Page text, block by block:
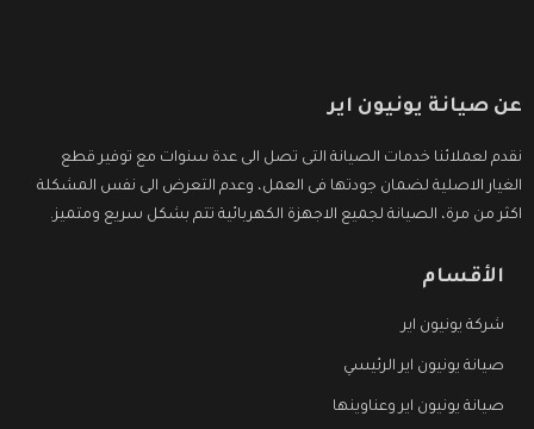
عن صيانة يونيون اير
نقدم لعملائنا خدمات الصيانة التى تصل الى عدة سنوات مع توفير قطع
الغيار الاصلية لضمان جودتها فى العمل، وعدم التعرض الى نفس المشكلة
اكثر من مرة، الصيانة لجميع الاجهزة الكهربائية تتم بشكل سريع ومتميز.
الأقسام
شركة يونيون اير
صيانة يونيون اير الرئيسي
صيانة يونيون اير وعناوينها